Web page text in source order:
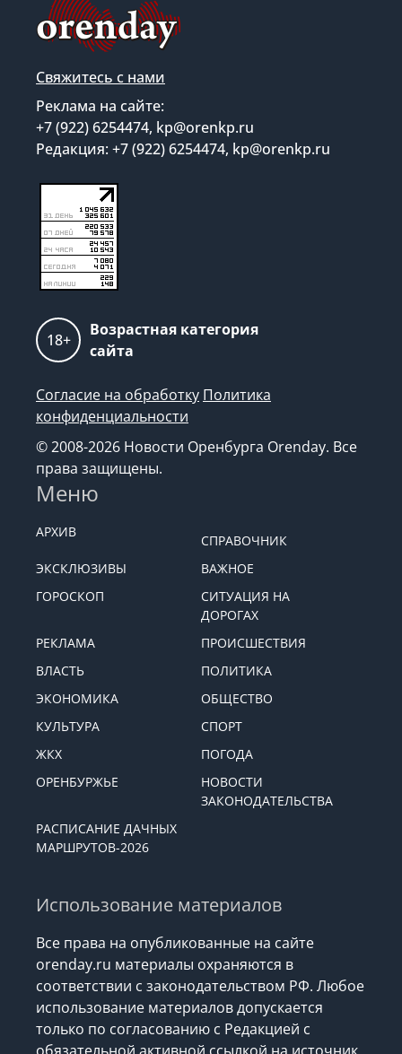
Свяжитесь с нами
Реклама на сайте:
+7 (922) 6254474, kp@orenkp.ru
Редакция: +7 (922) 6254474, kp@orenkp.ru
18+
Возрастная категория
сайта
Согласие на обработку Политика
конфиденциальности
© 2008-2026 Новости Оренбурга Orenday. Все
права защищены.
Меню
АРХИВ
СПРАВОЧНИК
ЭКСКЛЮЗИВЫ
ВАЖНОЕ
ГОРОСКОП
СИТУАЦИЯ НА
ДОРОГАХ
РЕКЛАМА
ПРОИСШЕСТВИЯ
ВЛАСТЬ
ПОЛИТИКА
ЭКОНОМИКА
ОБЩЕСТВО
КУЛЬТУРА
СПОРТ
ЖКХ
ПОГОДА
ОРЕНБУРЖЬЕ
НОВОСТИ
ЗАКОНОДАТЕЛЬСТВА
РАСПИСАНИЕ ДАЧНЫХ
МАРШРУТОВ-2026
Использование материалов
Все права на опубликованные на сайте
orenday.ru материалы охраняются в
соответствии с законодательством РФ. Любое
использование материалов допускается
только по согласованию с Редакцией с